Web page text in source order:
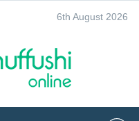
6th August 2026